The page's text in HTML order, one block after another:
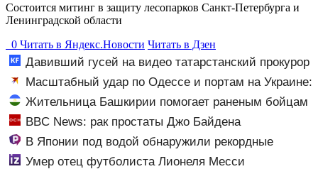
Состоится митинг в защиту лесопарков Санкт-Петербурга и
Ленинградской области
0 Читать в Яндекс.Новости Читать в Дзен
Давивший гусей на видео татарстанский прокурор
ушел в отставку 09/08/2026 – Новости
Масштабный удар по Одессе и портам на Украине:
Последние новости, подробности об ударах России 9
августа 2026 года
Жительница Башкирии помогает раненым бойцам
в госпитале ЛНР
BBC News: рак простаты Джо Байдена
распространился на его кости и органы
В Японии под водой обнаружили рекордные
запасы «невидимого» золота
Умер отец футболиста Лионеля Месси